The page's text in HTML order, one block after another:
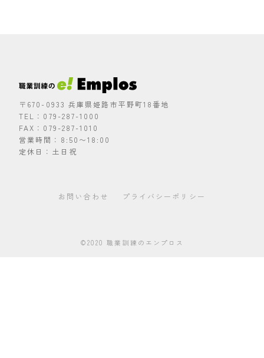
〒670-0933 兵庫県姫路市平野町18番地
TEL：079-287-1000
FAX：079-287-1010
営業時間：8:50〜18:00
定休日：土日祝
お問い合わせ プライバシーポリシー
©︎2020 職業訓練のエンプロス